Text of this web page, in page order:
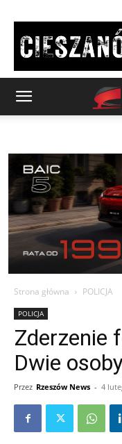
Strona główna POLICJA
POLICJA
Zderzenie
Dwie
Przez Rzeszów News - 4